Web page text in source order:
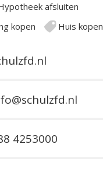
afsluiten
kopen
Huis kopen
4253000